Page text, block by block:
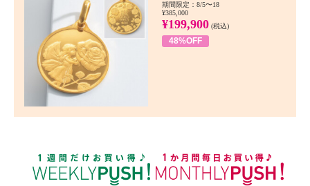
期間限定：8/5〜18
¥385,000
¥199,900 (税込)
48%OFF